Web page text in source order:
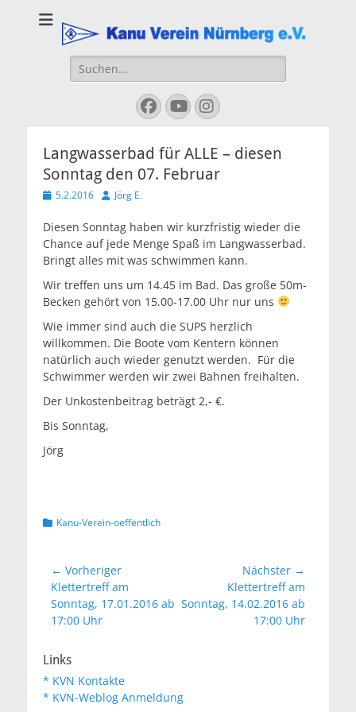
Kanu Verein
Nuernberg
Suchen
nach:
Facebook
YouTube
Instagram
Langwasserbad für ALLE – diesen
Sonntag den 07. Februar
Veröffentlicht
5.2.2016 AutorJörg E.
Diesen Sonntag haben wir kurzfristig wieder die
Chance auf jede Menge Spaß im Langwasserbad.
Bringt alles mit was schwimmen kann.
Wir treffen uns um 14.45 im Bad. Das große 50m-
Becken gehört von 15.00-17.00 Uhr nur uns
Wie immer sind auch die SUPS herzlich
willkommen. Die Boote vom Kentern können
natürlich auch wieder genutzt werden. Für die
Schwimmer werden wir zwei Bahnen freihalten.
Der Unkostenbeitrag beträgt 2,- €.
Bis Sonntag,
Jörg
Kategorien
Kanu-Verein-oeffentlich
Beitragsnavigation
← Vorheriger
Vorheriger
Beitrag:
Klettertreff am
Sonntag, 17.01.2016 ab
17:00 Uhr
Nächster →
Beitrag:
Klettertreff am
Sonntag, 14.02.2016 ab
17:00 Uhr
Links
* KVN Kontakte
* KVN-Weblog Anmeldung